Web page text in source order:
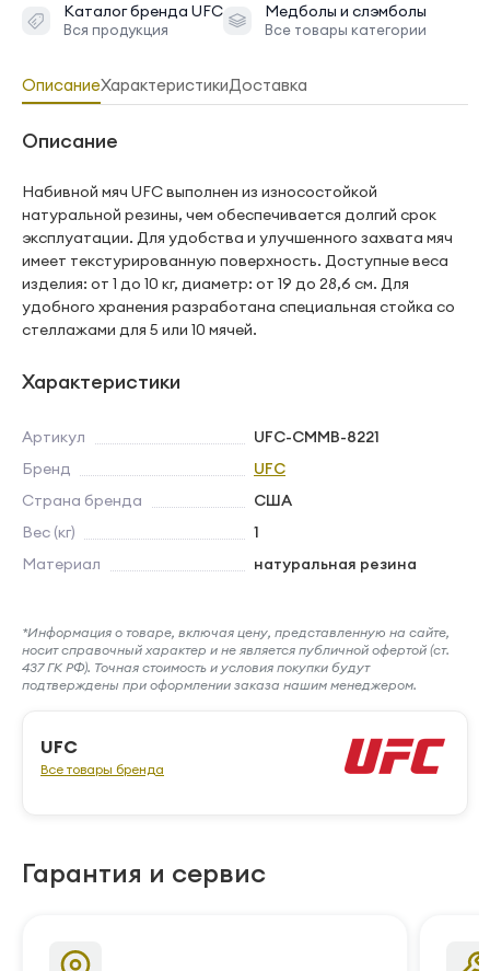
Каталог бренда UFC
Вся продукция
Медболы и слэмболы
Все товары категории
ОписаниеХарактеристикиДоставка
Описание
Набивной мяч UFC выполнен из износостойкой
натуральной резины, чем обеспечивается долгий срок
эксплуатации. Для удобства и улучшенного захвата мяч
имеет текстурированную поверхность. Доступные веса
изделия: от 1 до 10 кг, диаметр: от 19 до 28,6 см. Для
удобного хранения разработана специальная стойка со
стеллажами для 5 или 10 мячей.
Характеристики
Артикул
UFC-CMMB-8221
Бренд
UFC
Страна бренда
США
Вес (кг)
1
Материал
натуральная резина
*Информация о товаре, включая цену, представленную на сайте,
носит справочный характер и не является публичной офертой (ст.
437 ГК РФ). Точная стоимость и условия покупки будут
подтверждены при оформлении заказа нашим менеджером.
UFC
Все товары бренда
Гарантия и сервис